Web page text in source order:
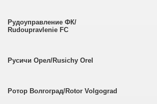
Рудоуправление ФК/
Rudoupravlenie FC
Русичи Орел/Rusichy Orel
Ротор Волгоград/Rotor Volgograd